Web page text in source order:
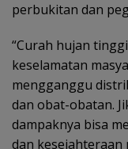
perbukitan dan
“Curah hujan
keselamatan
mengganggu
dan obat-obatan.
dampaknya bisa
dan kesejahteraan